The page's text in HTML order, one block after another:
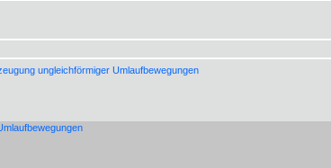
ungleichförmiger Umlaufbewegungen